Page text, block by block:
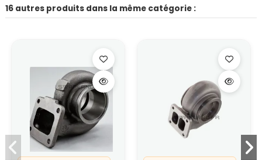
16 autres produits dans la même catégorie :